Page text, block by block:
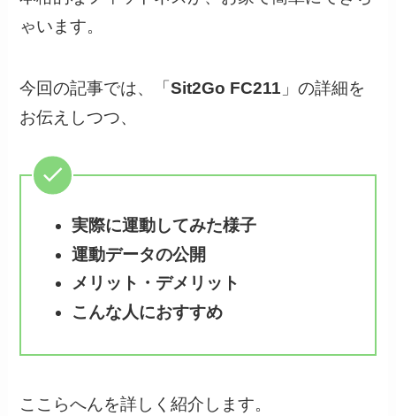
ゃいます。
今回の記事では、「Sit2Go FC211 」の詳細を
お伝えしつつ、
実際に運動してみた様子
運動データの公開
メリット・デメリット
こんな人におすすめ
ここらへんを詳しく紹介します。